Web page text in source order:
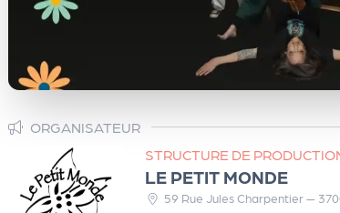
ORGANISATEUR
STRUCTURE DE
LE PETIT MONDE
59 Rue Jules Charpentier —